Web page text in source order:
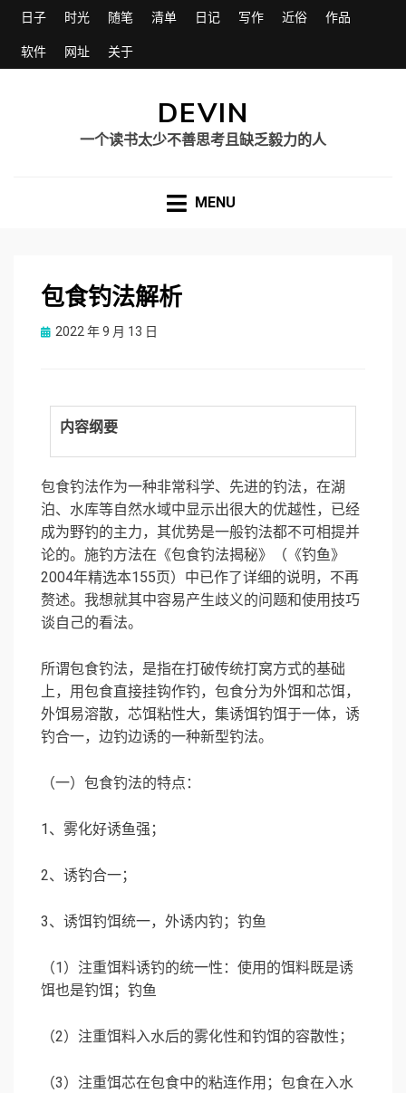
日子 时光 随笔 清单 日记 写作 近俗 作品
软件 网址 关于
DEVIN
一个读书太少不善思考且缺乏毅力的人
MENU
包食钓法解析
Posted
2022 年 9 月 13 日
内容纲要
包食钓法作为一种非常科学、先进的钓法，在湖
泊、水库等自然水域中显示出很大的优越性，已经
成为野钓的主力，其优势是一般钓法都不可相提并
论的。施钓方法在《包食钓法揭秘》（《钓鱼》
2004年精选本155页）中已作了详细的说明，不再
赘述。我想就其中容易产生歧义的问题和使用技巧
谈自己的看法。
所谓包食钓法，是指在打破传统打窝方式的基础
上，用包食直接挂钩作钓，包食分为外饵和芯饵，
外饵易溶散，芯饵粘性大，集诱饵钓饵于一体，诱
钓合一，边钓边诱的一种新型钓法。
（一）包食钓法的特点：
1、雾化好诱鱼强；
2、诱钓合一；
3、诱饵钓饵统一，外诱内钓；钓鱼
（1）注重饵料诱钓的统一性：使用的饵料既是诱
饵也是钓饵；钓鱼
（2）注重饵料入水后的雾化性和钓饵的容散性；
（3）注重饵芯在包食中的粘连作用；包食在入水